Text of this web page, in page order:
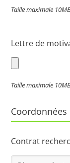
Taille maximale
Lettre de
Taille maximale
Coordonnées
Contrat